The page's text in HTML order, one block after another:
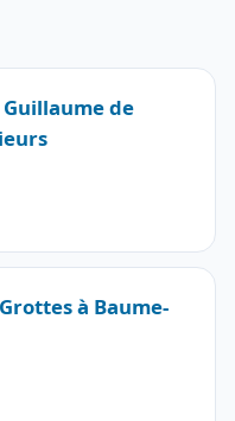
de
à Baume-